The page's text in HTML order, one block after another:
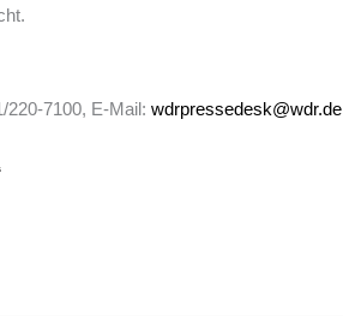
220-7100, E-Mail:wdrpressedesk@wdr.de